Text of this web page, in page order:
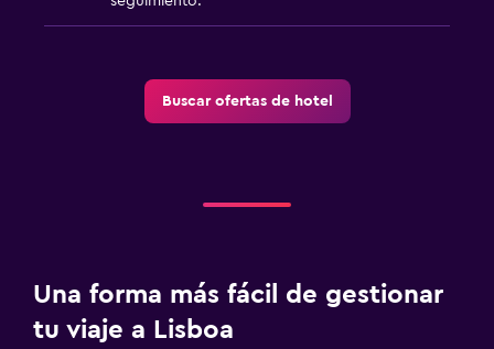
Buscar ofertas de hotel
Una forma más fácil de gestionar
tu viaje a Lisboa